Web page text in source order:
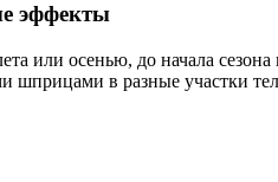
эффекты
или осенью, до начала
шприцами в разные участки